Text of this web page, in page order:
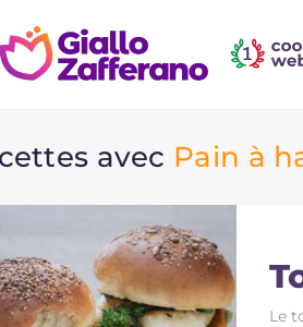
avec Pain à
Le